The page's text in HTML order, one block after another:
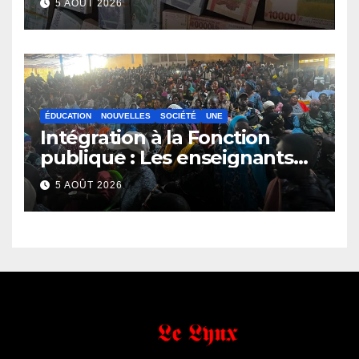
5 AOÛT 2026
ÉDUCATION NOUVELLES SOCIÉTÉ UNE
Intégration à la Fonction
publique : Les enseignants
contractuels haussent le ton
et menacent
5 AOÛT 2026